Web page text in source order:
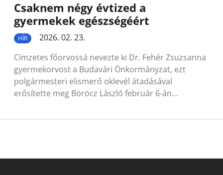
Csaknem négy évtized a
gyermekek egészségéért
HÍR
2026. 02. 23.
Címzetes főorvossá nevezte ki Dr. Fehér Zsuzsanna
gyermekorvost a Budavári Önkormányzat, ezt
polgármesteri elismerő oklevél átadásával
erősítette meg Böröcz László február 6-án…